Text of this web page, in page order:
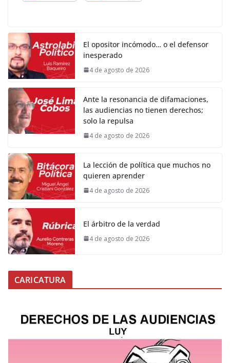
El opositor incómodo… o el defensor
inesperado
4 de agosto de 2026
Ante la resonancia de difamaciones,
las audiencias no tienen derechos;
solo la repulsa
4 de agosto de 2026
La lección de política que muchos no
quieren aprender
4 de agosto de 2026
El árbitro de la verdad
4 de agosto de 2026
CARICATURA